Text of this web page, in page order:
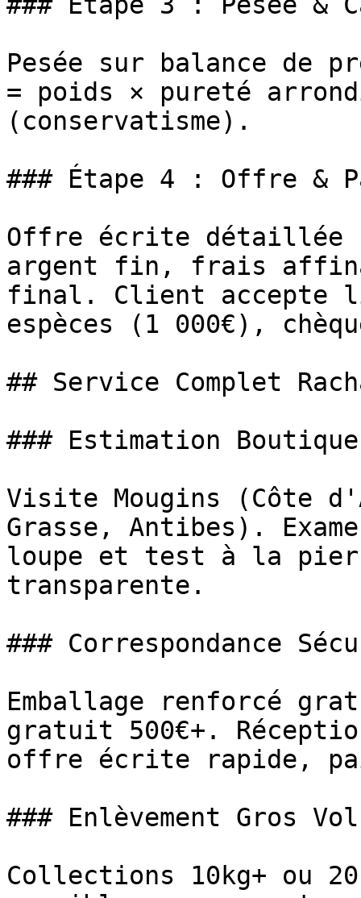
Pesée sur balance de
= poids × pureté
(conservatisme).
### Étape 4 : Offre &
Offre écrite
argent fin, frais
final. Client accepte
espèces (1 000€),
## Service Complet
### Estimation
Visite Mougins (Côte
Grasse, Antibes).
loupe et test à la
transparente.
### Correspondance
Emballage renforcé
gratuit 500€+.
offre écrite rapide,
### Enlèvement Gros
Collections 10kg+ ou